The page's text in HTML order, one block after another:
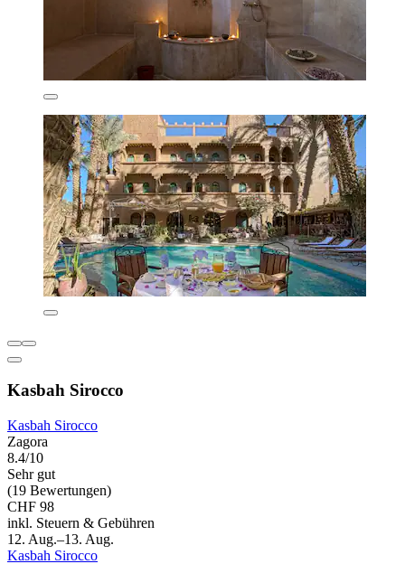
Kasbah Sirocco
Kasbah Sirocco
Zagora
8.4/10
Sehr gut
(19 Bewertungen)
CHF 98
inkl. Steuern & Gebühren
12. Aug.–13. Aug.
Kasbah Sirocco